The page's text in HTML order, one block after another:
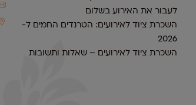
לעבור את האירוע בשלום
השכרת ציוד לאירועים: הטרנדים החמים ל-
2026
השכרת ציוד לאירועים – שאלות ותשובות